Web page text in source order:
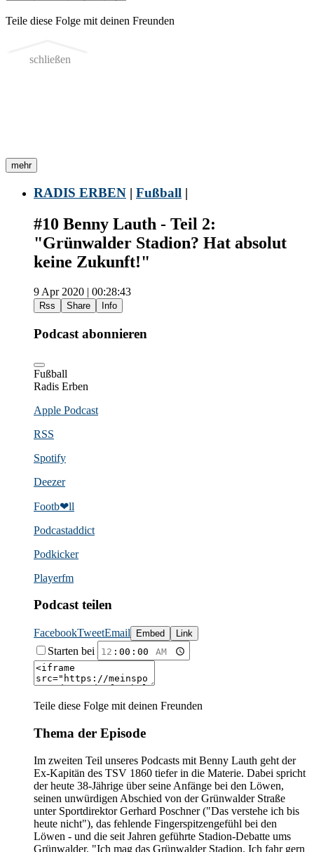
Teile diese Folge mit deinen Freunden
schließen
mehr
RADIS ERBEN | Fußball |
#10 Benny Lauth - Teil 2:
"Grünwalder Stadion? Hat absolut
keine Zukunft!"
9 Apr 2020 | 00:28:43
Rss Share Info
Podcast abonnieren
Fußball
Radis Erben
Apple Podcast
RSS
Spotify
Deezer
Footb❤ll
Podcast­addict
Podkicker
Playerfm
Podcast teilen
FacebookTweetEmail Embed Link
Starten bei
Teile diese Folge mit deinen Freunden
Thema der Episode
Im zweiten Teil unseres Podcasts mit Benny Lauth geht der
Ex-Kapitän des TSV 1860 tiefer in die Materie. Dabei spricht
der heute 38-Jährige über seine Anfänge bei den Löwen,
seinen unwürdigen Abschied von der Grünwalder Straße
unter Sportdirektor Gerhard Poschner ("Das verstehe ich bis
heute nicht"), das fehlende Fingerspitzengefühl bei den
Löwen - und die seit Jahren geführte Stadion-Debatte ums
Grünwalder. "Ich mag das Grünwalder Stadion. Ich fahr gern